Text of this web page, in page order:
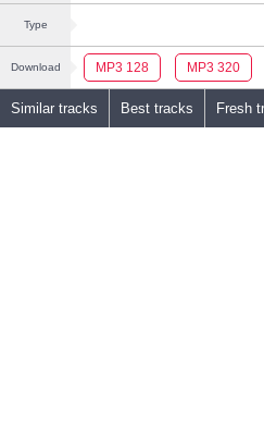
Type
Download MP3 128 MP3 320
Similar tracks Best tracks Fresh